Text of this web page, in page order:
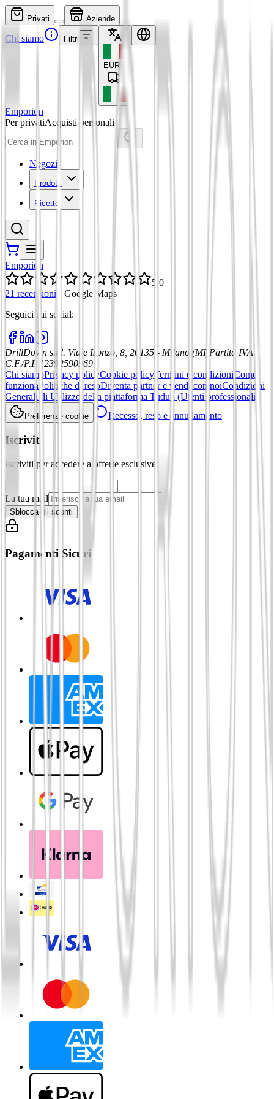
Privati Aziende
Chi siamo Filtri
EUR
Emporion
Per privatiAcquisti personali
Negozi
Prodotti
Ricette
Emporion
5,0
21 recensioni
Google Maps
Seguici sui social:
DrillDown s.r.l. Viale Isonzo, 8, 20135 - Milano (MI) Partita IVA:
C.F./P.I. 12392590969
Chi siamoPrivacy policyCookie policyTermini e condizioni Come
funziona Politiche di resoDiventa partner e vendi con noiCondizioni
Generali di Utilizzo della piattaforma Tuduu (Utenti professionali)
Preferenze cookie Recesso, reso e annullamento
Iscriviti
Iscriviti per accedere a offerte esclusive
La tua mail
Sblocca gli sconti
Pagamenti Sicuri